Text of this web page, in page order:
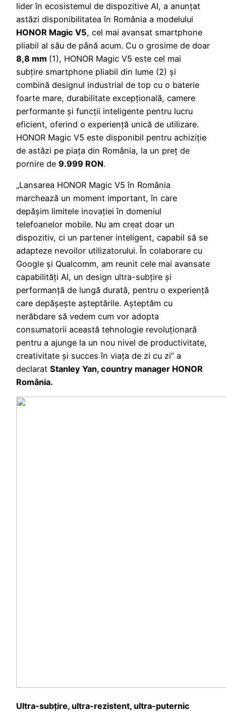
lider în ecosistemul de dispozitive AI, a anunțat
astăzi disponibilitatea în România a modelului
HONOR Magic V5, cel mai avansat smartphone
pliabil al său de până acum. Cu o grosime de doar
8,8 mm (1), HONOR Magic V5 este cel mai
subțire smartphone pliabil din lume (2) și
combină designul industrial de top cu o baterie
foarte mare, durabilitate excepțională, camere
performante și funcții inteligente pentru lucru
eficient, oferind o experiență unică de utilizare.
HONOR Magic V5 este disponibil pentru achiziție
de astăzi pe piața din România, la un preț de
pornire de 9.999 RON.
„Lansarea HONOR Magic V5 în România
marchează un moment important, în care
depășim limitele inovației în domeniul
telefoanelor mobile. Nu am creat doar un
dispozitiv, ci un partener inteligent, capabil să se
adapteze nevoilor utilizatorului. În colaborare cu
Google și Qualcomm, am reunit cele mai avansate
capabilități AI, un design ultra-subțire și
performanță de lungă durată, pentru o experiență
care depășește așteptările. Așteptăm cu
nerăbdare să vedem cum vor adopta
consumatorii această tehnologie revoluționară
pentru a ajunge la un nou nivel de productivitate,
creativitate și succes în viața de zi cu zi” a
declarat Stanley Yan, country manager HONOR
România.
Ultra-subțire, ultra-rezistent, ultra-puternic